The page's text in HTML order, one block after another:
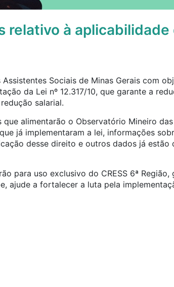
relativo à aplicabilidade
Sociais de Minas Gerais com
da Lei nº 12.317/10, que garante a
salarial.
alimentarão o Observatório Mineiro
já implementaram a lei, informações
desse direito e outros dados já estão
para uso exclusivo do CRESS 6ª Região,
ajude a fortalecer a luta pela